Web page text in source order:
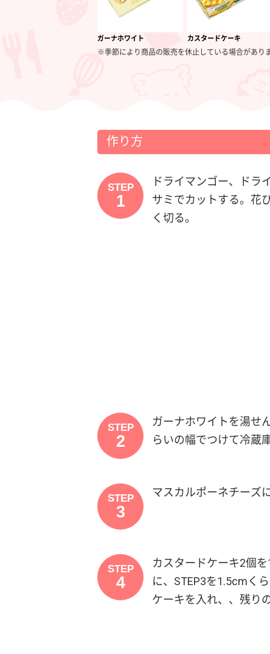
ガーナホワイト カスタードケーキ
※季節により商品の販売を休止している場合がありま
作り方
STEP
1
ドライマンゴー、ドラ
サミでカットする。花
く切る。
STEP
2
ガーナホワイトを湯せ
らいの幅でつけて冷蔵
STEP
3
マスカルポーネチーズ
STEP
4
カスタードケーキ2個
に、STEP3を1.5cmく
ケーキを入れ、、残り